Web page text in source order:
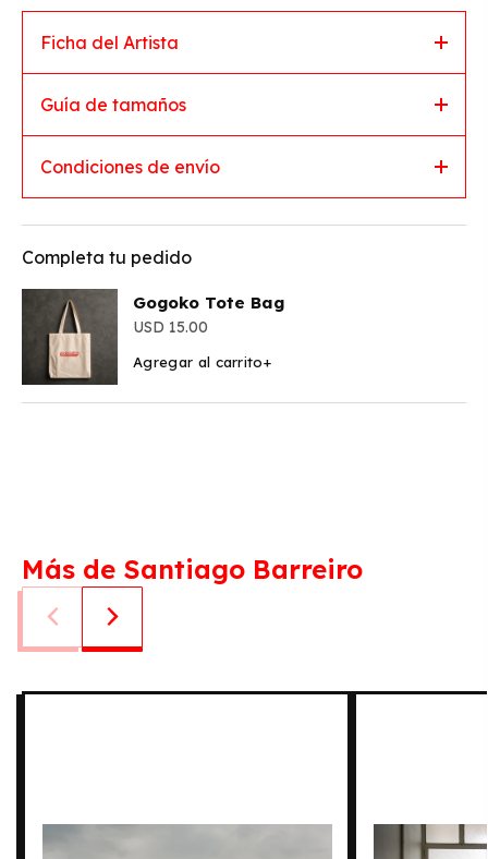
Ficha del Artista
Guía de tamaños
Condiciones de envío
Completa tu pedido
Gogoko Tote Bag
15.00
Agregar al carrito+
Más de Santiago Barreiro